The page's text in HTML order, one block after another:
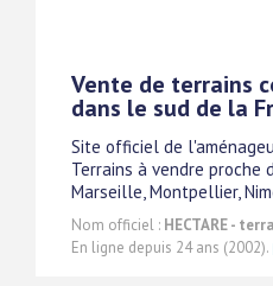
Vente de terrains
dans le sud de la
Site officiel de
Terrains à vendre proche
Marseille, Montpellier,
Nom officiel : HECTARE -
En ligne depuis 24 ans (2002).